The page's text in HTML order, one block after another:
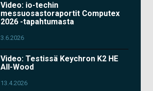
Video: io-techin
messuosastoraportit Computex
2026 -tapahtumasta
3.6.2026
Video: Testissä Keychron K2 HE
All-Wood
13.4.2026